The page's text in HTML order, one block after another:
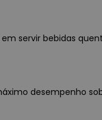
em servir bebidas
desempenho